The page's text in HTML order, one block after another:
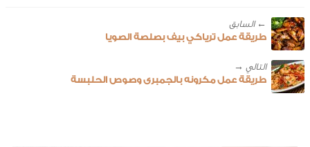
← ‎السابق
طريقة عمل ترياكي بيف بصلصة الصويا
طريقة عمل مكرونه بالجمبرى وصوص الحلبسة